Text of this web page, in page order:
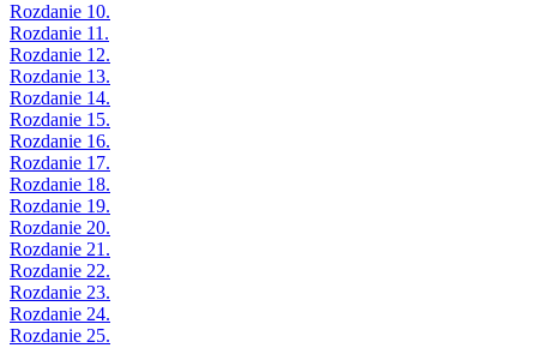
Rozdanie 10.
Rozdanie 11.
Rozdanie 12.
Rozdanie 13.
Rozdanie 14.
Rozdanie 15.
Rozdanie 16.
Rozdanie 17.
Rozdanie 18.
Rozdanie 19.
Rozdanie 20.
Rozdanie 21.
Rozdanie 22.
Rozdanie 23.
Rozdanie 24.
Rozdanie 25.